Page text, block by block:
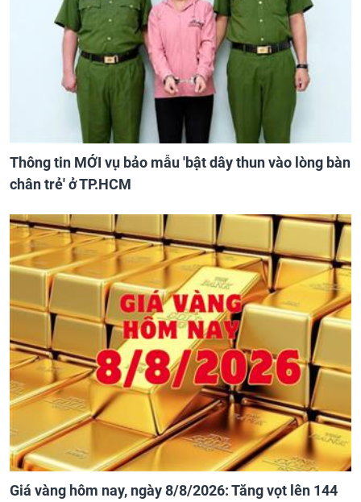
Thông tin MỚI vụ bảo mẫu 'bật dây thun vào lòng bàn
chân trẻ' ở TP.HCM
Giá vàng hôm nay, ngày 8/8/2026: Tăng vọt lên 144